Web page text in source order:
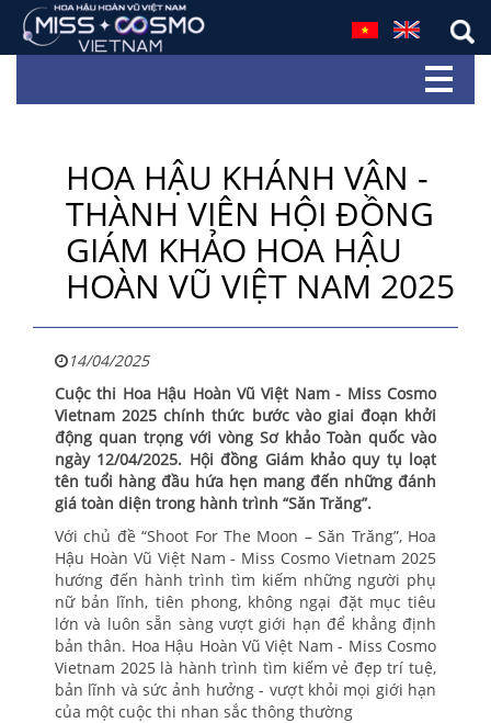
HOA HẬU KHÁNH VÂN -
THÀNH VIÊN HỘI ĐỒNG
GIÁM KHẢO HOA HẬU
HOÀN VŨ VIỆT NAM 2025
14/04/2025
Cuộc thi Hoa Hậu Hoàn Vũ Việt Nam - Miss Cosmo
Vietnam 2025 chính thức bước vào giai đoạn khởi
động quan trọng với vòng Sơ khảo Toàn quốc vào
ngày 12/04/2025. Hội đồng Giám khảo quy tụ loạt
tên tuổi hàng đầu hứa hẹn mang đến những đánh
giá toàn diện trong hành trình “Săn Trăng”.
Với chủ đề “Shoot For The Moon – Săn Trăng”, Hoa
Hậu Hoàn Vũ Việt Nam - Miss Cosmo Vietnam 2025
hướng đến hành trình tìm kiếm những người phụ
nữ bản lĩnh, tiên phong, không ngại đặt mục tiêu
lớn và luôn sẵn sàng vượt giới hạn để khẳng định
bản thân. Hoa Hậu Hoàn Vũ Việt Nam - Miss Cosmo
Vietnam 2025 là hành trình tìm kiếm vẻ đẹp trí tuệ,
bản lĩnh và sức ảnh hưởng - vượt khỏi mọi giới hạn
của một cuộc thi nhan sắc thông thường